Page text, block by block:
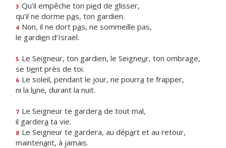
3 Qu’il empêche ton pied de glisser,
qu’il ne dorme pas, ton gardien.
4 Non, il ne dort pas, ne sommeille pas,
le gardien d’Israël.
5 Le Seigneur, ton gardien, le Seigneur, ton ombrage,
se tient près de toi.
6 Le soleil, pendant le jour, ne pourra te frapper,
ni la lune, durant la nuit.
7 Le Seigneur te gardera de tout mal,
il gardera ta vie.
8 Le Seigneur te gardera, au départ et au retour,
maintenant, à jamais.